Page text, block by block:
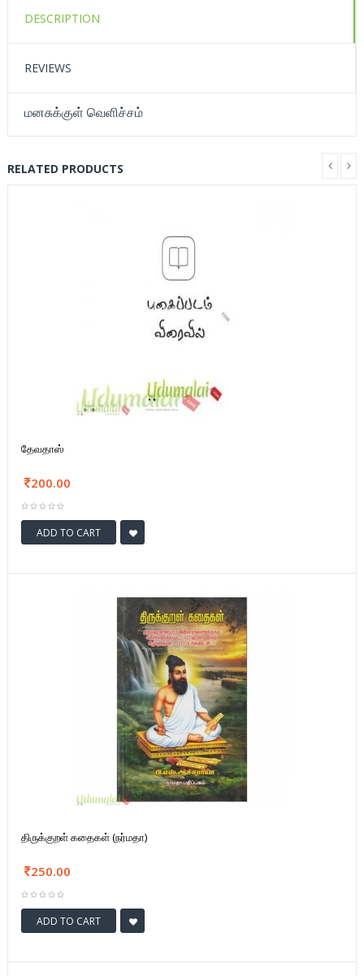
DESCRIPTION
REVIEWS
மனசுக்குள் வெளிச்சம்
RELATED PRODUCTS
தேவதாஸ்
200.00
ADD TO CART
திருக்குறள் கதைகள் (நர்மதா)
250.00
ADD TO CART